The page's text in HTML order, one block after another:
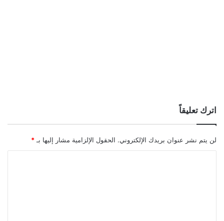
اترك تعليقاً
لن يتم نشر عنوان بريدك الإلكتروني. الحقول الإلزامية مشار إليها بـ *